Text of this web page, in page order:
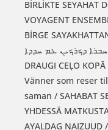
BİRLİKTE SEYAHAT
VOYAGENT
BİRGE
ܚܒܪܐ ܕܟܪܟܝܢ ܥܡ ܚܕܕܐ / Draugai keliaujantys kartu /
DRAUGI CEĻO
Vänner som reser
saman / SAHABAT
YHDESSÄ
AYALDAG